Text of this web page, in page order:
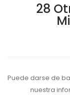
28
Puede darse de
nuestra